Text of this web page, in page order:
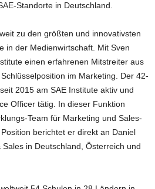
Standorte in Deutschland.
zu den größten und innovativsten
in der Medienwirtschaft. Mit Sven
einen erfahrenen Mitstreiter aus
im Marketing. Der 42-
2015 am SAE Institute aktiv und
Officer tätig. In dieser Funktion
Team für Marketing und Sales-
berichtet er direkt an Daniel
in Deutschland, Österreich und